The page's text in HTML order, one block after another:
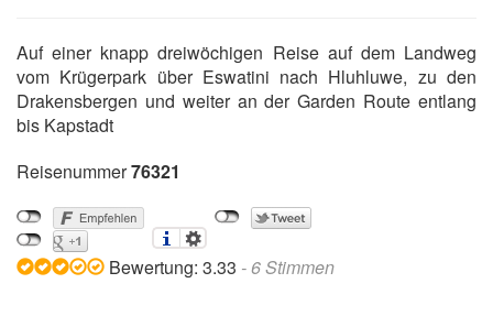
Auf einer knapp dreiwöchigen Reise auf dem Landweg
vom Krügerpark über Eswatini nach Hluhluwe, zu den
Drakensbergen und weiter an der Garden Route entlang
bis Kapstadt
Reisenummer76321
Bewertung: 3.33 -6Stimmen